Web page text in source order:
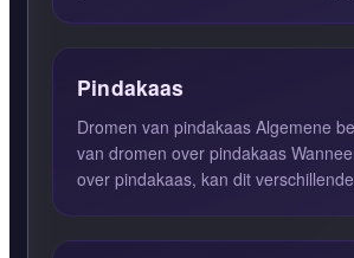
Pindakaas
Dromen van pindakaas Algemene betekenissen
van dromen over pindakaas Wanneer je droomt
over pindakaas, kan dit verschillende